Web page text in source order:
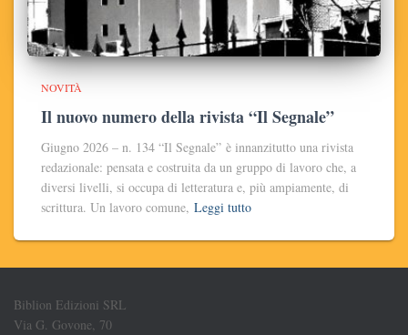
NOVITÀ
Il nuovo numero della rivista “Il Segnale”
Giugno 2026 – n. 134 “Il Segnale” è innanzitutto una rivista
redazionale: pensata e costruita da un gruppo di lavoro che, a
diversi livelli, si occupa di letteratura e, più ampiamente, di
scrittura. Un lavoro comune, Leggi tutto
Biblion Edizioni SRL
Via G. Govone, 70